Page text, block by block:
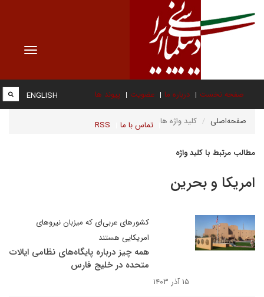
Toggle
صفحه نخست درباره ما عضویت پیوند ها
تماس با ما RSS
ENGLISH
صفحه‌اصلی کلید واژه ها
مطالب مرتبط با کلید واژه
امریکا و بحرین
کشورهای عربی‌ای که میزبان نیروهای
امریکایی هستند
همه چیز درباره پایگاه‌های نظامی ایالات
متحده در خلیج فارس
۱۵ آذر ۱۴۰۳